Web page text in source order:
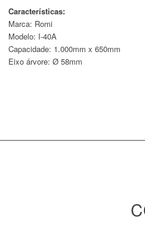
Características:
Marca: Romi
Modelo: I-40A
Capacidade: 1.000mm x 650mm
Eixo árvore: Ø 58mm